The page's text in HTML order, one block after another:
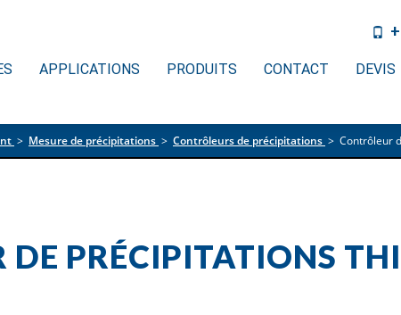
APPLICATIONS PRODUITS CONTACT DEVIS
> Mesure de précipitations > Contrôleurs de précipitations > Contrôleur
DE PRÉCIPITATIONS